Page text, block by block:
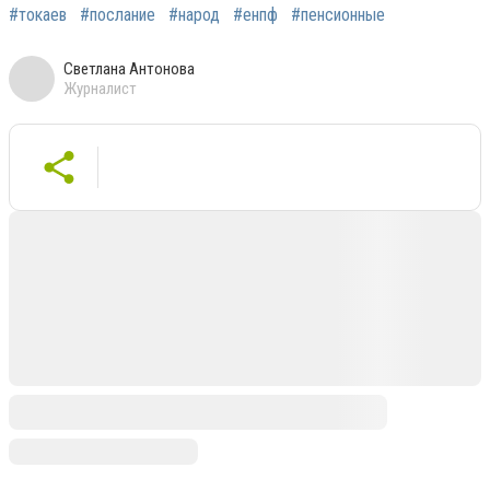
#токаев #послание #народ #енпф #пенсионные
Светлана Антонова
Журналист